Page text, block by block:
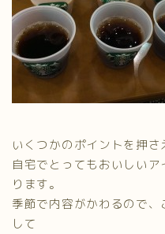
いくつかのポイントを押さ
自宅でとってもおいしい
ります。
季節で内容がかわるので、
して